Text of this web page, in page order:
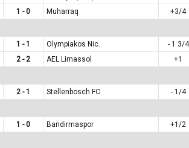
1 - 0 Muharraq +3/4
1 - 1 Olympiakos Nic. - 1 3/4
2 - 2 AEL Limassol +1
2 - 1 Stellenbosch FC - 1/4
1 - 0 Bandirmaspor +1/2